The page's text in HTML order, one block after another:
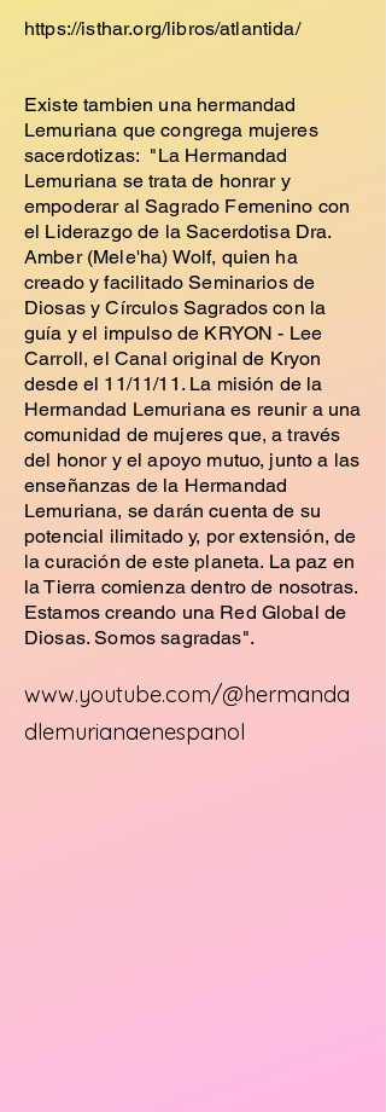
https://isthar.org/libros/atlantida/
Existe tambien una hermandad
Lemuriana que congrega mujeres
sacerdotizas: "La Hermandad
Lemuriana se trata de honrar y
empoderar al Sagrado Femenino con
el Liderazgo de la Sacerdotisa Dra.
Amber (Mele'ha) Wolf, quien ha
creado y facilitado Seminarios de
Diosas y Círculos Sagrados con la
guía y el impulso de KRYON - Lee
Carroll, el Canal original de Kryon
desde el 11/11/11. La misión de la
Hermandad Lemuriana es reunir a una
comunidad de mujeres que, a través
del honor y el apoyo mutuo, junto a las
enseñanzas de la Hermandad
Lemuriana, se darán cuenta de su
potencial ilimitado y, por extensión, de
la curación de este planeta. La paz en
la Tierra comienza dentro de nosotras.
Estamos creando una Red Global de
Diosas. Somos sagradas".
www.youtube.com/@hermanda
dlemurianaenespanol